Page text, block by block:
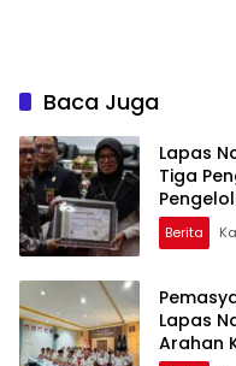
Baca Juga
Lapas
Tiga
Berita
Lapas
Arahan